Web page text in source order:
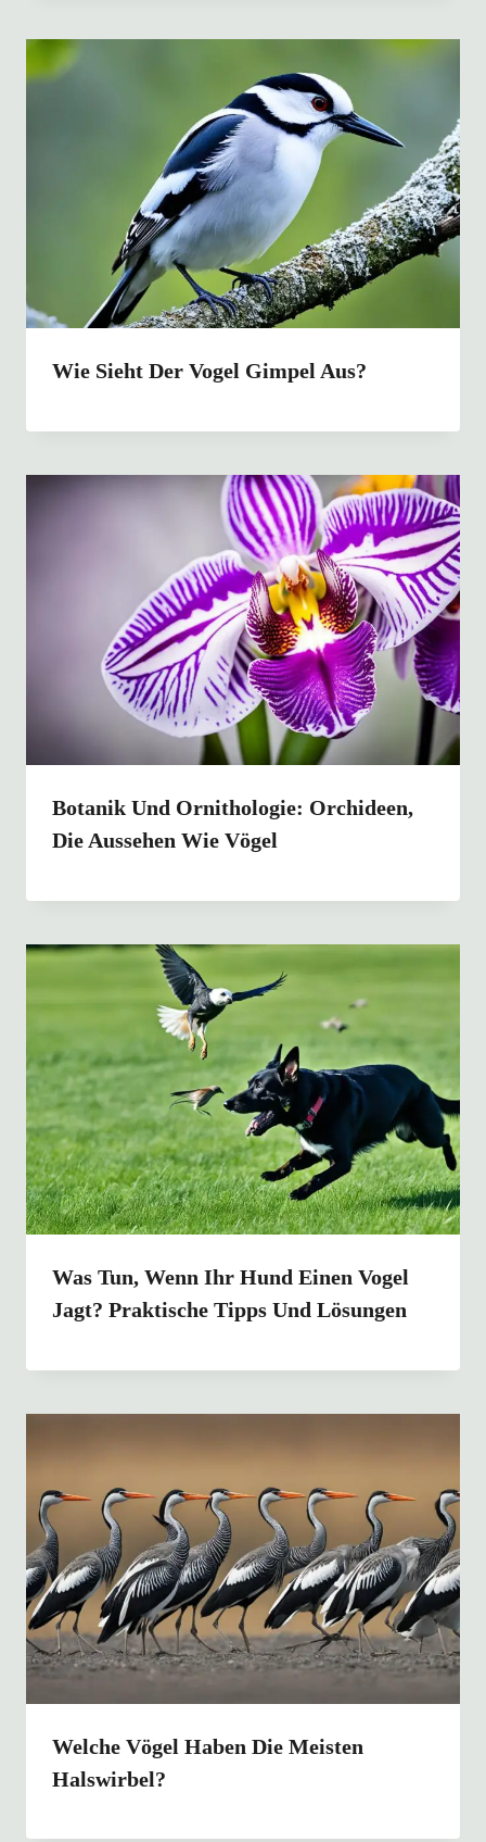
Wie Sieht Der Vogel Gimpel Aus?
Botanik Und Ornithologie: Orchideen,
Die Aussehen Wie Vögel
Was Tun, Wenn Ihr Hund Einen Vogel
Jagt? Praktische Tipps Und Lösungen
Welche Vögel Haben Die Meisten
Halswirbel?